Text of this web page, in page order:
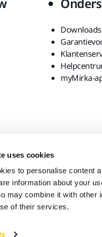
uses cookies
to personalise content
information about your
may combine it with other
of their services.
Downloads
myMirka-